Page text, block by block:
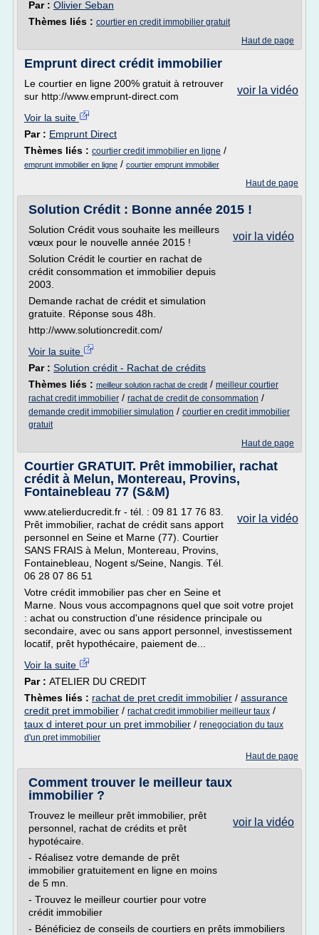
Par : Olivier Seban
Thèmes liés : courtier en credit immobilier gratuit
Haut de page
Emprunt direct crédit immobilier
voir la vidéo
Le courtier en ligne 200% gratuit à retrouver
sur http://www.emprunt-direct.com
Voir la suite
Par : Emprunt Direct
Thèmes liés : courtier credit immobilier en ligne /
emprunt immobilier en ligne / courtier emprunt immobilier
Haut de page
Solution Crédit : Bonne année 2015 !
voir la vidéo
Solution Crédit vous souhaite les meilleurs
vœux pour le nouvelle année 2015 !
Solution Crédit le courtier en rachat de
crédit consommation et immobilier depuis
2003.
Demande rachat de crédit et simulation
gratuite. Réponse sous 48h.
http://www.solutioncredit.com/
Voir la suite
Par : Solution crédit - Rachat de crédits
Thèmes liés : meilleur solution rachat de credit / meilleur courtier
rachat credit immobilier / rachat de credit de consommation /
demande credit immobilier simulation / courtier en credit immobilier
gratuit
Haut de page
Courtier GRATUIT. Prêt immobilier, rachat
crédit à Melun, Montereau, Provins,
Fontainebleau 77 (S&M)
voir la vidéo
www.atelierducredit.fr - tél. : 09 81 17 76 83.
Prêt immobilier, rachat de crédit sans apport
personnel en Seine et Marne (77). Courtier
SANS FRAIS à Melun, Montereau, Provins,
Fontainebleau, Nogent s/Seine, Nangis. Tél.
06 28 07 86 51
Votre crédit immobilier pas cher en Seine et
Marne. Nous vous accompagnons quel que soit votre projet
: achat ou construction d'une résidence principale ou
secondaire, avec ou sans apport personnel, investissement
locatif, prêt hypothécaire, paiement de...
Voir la suite
Par : ATELIER DU CREDIT
Thèmes liés : rachat de pret credit immobilier / assurance
credit pret immobilier / rachat credit immobilier meilleur taux /
taux d interet pour un pret immobilier / renegociation du taux
d'un pret immobilier
Haut de page
Comment trouver le meilleur taux
immobilier ?
voir la vidéo
Trouvez le meilleur prêt immobilier, prêt
personnel, rachat de crédits et prêt
hypotécaire.
- Réalisez votre demande de prêt
immobilier gratuitement en ligne en moins
de 5 mn.
- Trouvez le meilleur courtier pour votre
crédit immobilier
- Bénéficiez de conseils de courtiers en prêts immobiliers